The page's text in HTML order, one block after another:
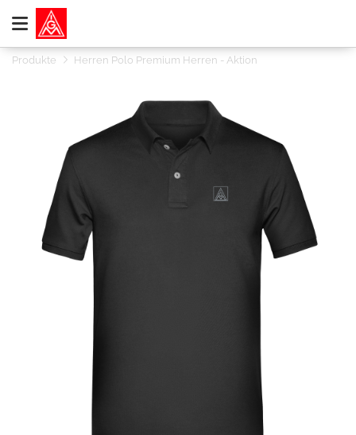
Produkte Herren Polo Premium Herren - Aktion